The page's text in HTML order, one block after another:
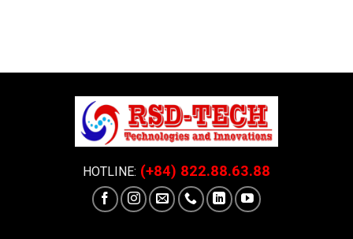
HOTLINE: (+84) 822.88.63.88